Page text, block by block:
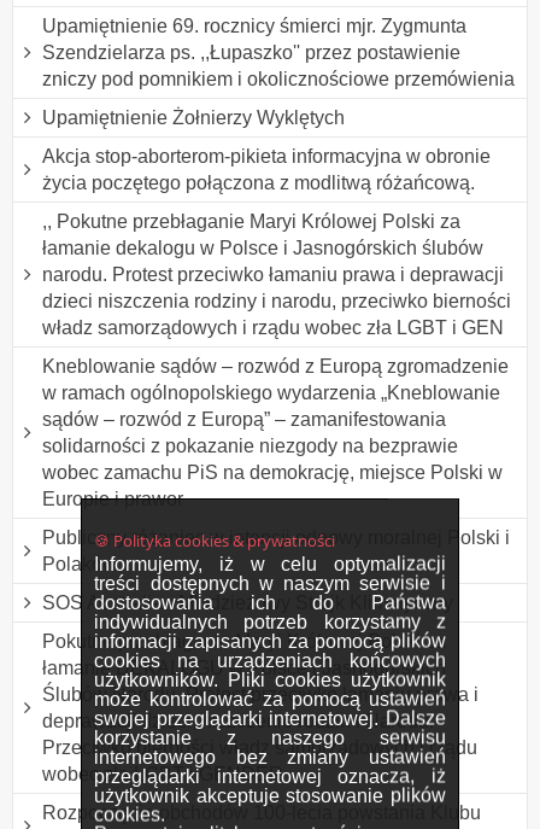
🍪 Polityka cookies & prywatności
Informujemy, iż w celu optymalizacji
treści dostępnych w naszym serwisie i
dostosowania ich do Państwa
indywidualnych potrzeb korzystamy z
informacji zapisanych za pomocą plików
cookies na urządzeniach końcowych
użytkowników. Pliki cookies użytkownik
może kontrolować za pomocą ustawień
swojej przeglądarki internetowej. Dalsze
korzystanie z naszego serwisu
internetowego bez zmiany ustawień
przeglądarki internetowej oznacza, iż
użytkownik akceptuje stosowanie plików
cookies.
Upamiętnienie 69. rocznicy śmierci mjr. Zygmunta
Szendzielarza ps. ,,Łupaszko'' przez postawienie
zniczy pod pomnikiem i okolicznościowe przemówienia
Upamiętnienie Żołnierzy Wyklętych
Akcja stop-aborterom-pikieta informacyjna w obronie
życia poczętego połączona z modlitwą różańcową.
,, Pokutne przebłaganie Maryi Królowej Polski za
łamanie dekalogu w Polsce i Jasnogórskich ślubów
narodu. Protest przeciwko łamaniu prawa i deprawacji
dzieci niszczenia rodziny i narodu, przeciwko bierności
władz samorządowych i rządu wobec zła LGBT i GEN
Kneblowanie sądów – rozwód z Europą zgromadzenie
w ramach ogólnopolskiego wydarzenia „Kneblowanie
sądów – rozwód z Europą” – zamanifestowania
solidarności z pokazanie niezgody na bezprawie
wobec zamachu PiS na demokrację, miejsce Polski w
Europie i prawor
Publiczny różaniec w intencji odnowy moralnej Polski i
Polaków
SOS Australia - Młodzieżowy Strajk Klimatyczny
Pokutne przebłaganie Maryi Królowej Polski za
łamanie DEKALOGU w Polsce i Jasnogórskich
Ślubów Narodu. Protest przeciwko łamaniu prawa i
deprawacji dzieci, niszczenie rodzin i Narodu.
Przeciwko bierności władz samorządowych i rządu
wobec zła LGBT i GENDER
Rozpoczęcie obchodów 100-lecia powstania Klubu